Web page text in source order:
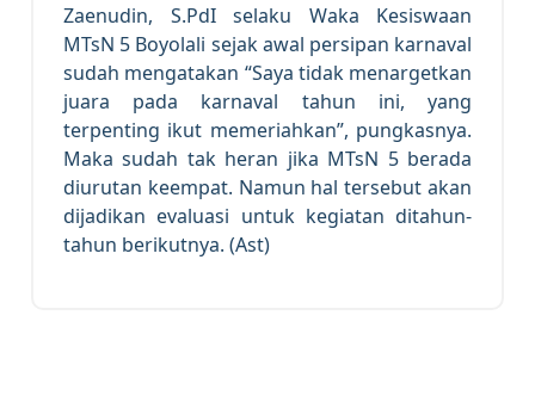
Zaenudin, S.PdI selaku Waka Kesiswaan
MTsN 5 Boyolali sejak awal persipan karnaval
sudah mengatakan “Saya tidak menargetkan
juara pada karnaval tahun ini, yang
terpenting ikut memeriahkan”, pungkasnya.
Maka sudah tak heran jika MTsN 5 berada
diurutan keempat. Namun hal tersebut akan
dijadikan evaluasi untuk kegiatan ditahun-
tahun berikutnya. (Ast)